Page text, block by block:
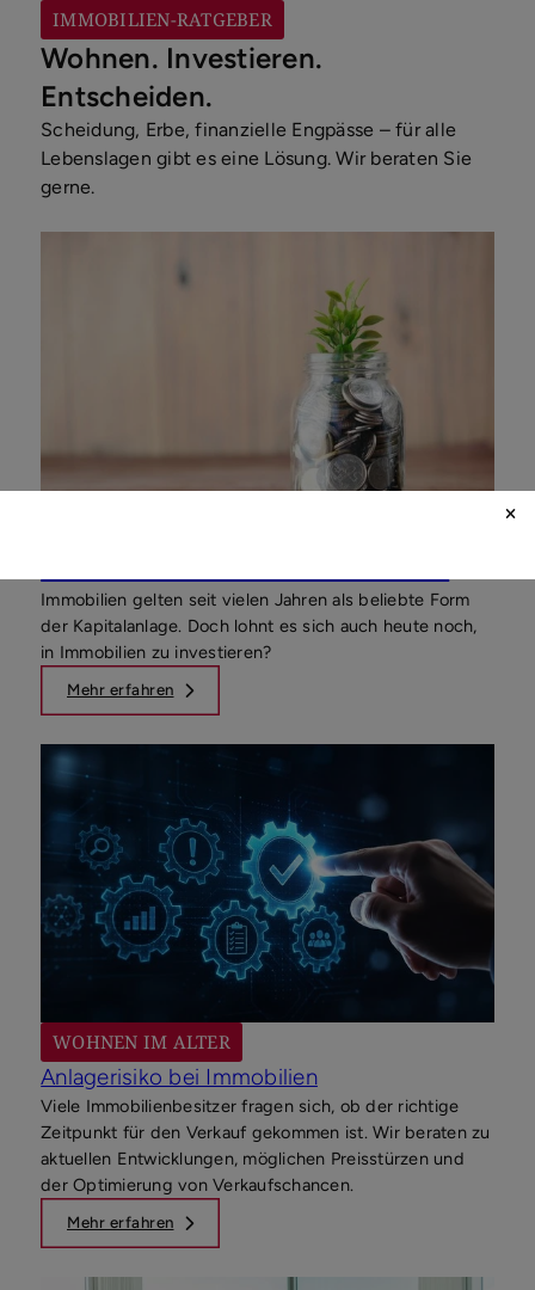
IMMOBILIEN-RATGEBER
Wohnen. Investieren.
Entscheiden.
Scheidung, Erbe, finanzielle Engpässe – für alle
Lebenslagen gibt es eine Lösung. Wir beraten Sie
gerne.
Immobilien gelten seit vielen Jahren als beliebte Form
der Kapitalanlage. Doch lohnt es sich auch heute noch,
in Immobilien zu investieren?
Mehr erfahren
WOHNEN IM ALTER
Anlagerisiko bei Immobilien
Viele Immobilienbesitzer fragen sich, ob der richtige
Zeitpunkt für den Verkauf gekommen ist. Wir beraten zu
aktuellen Entwicklungen, möglichen Preisstürzen und
der Optimierung von Verkaufschancen.
Mehr erfahren